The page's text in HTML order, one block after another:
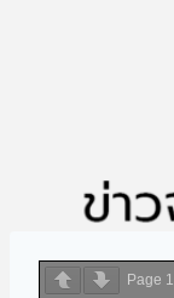
Page 1